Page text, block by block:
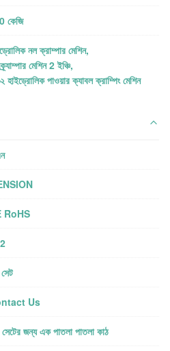
কেজি
নল ক্রাম্পার মেশিন,
মেশিন 2 ইঞ্চি,
হাইড্রোলিক পাওয়ার ক্যাবল ক্রাম্পিং মেশিন
RoHS
Us
জন্য এক পাতলা পাতলা কাঠ